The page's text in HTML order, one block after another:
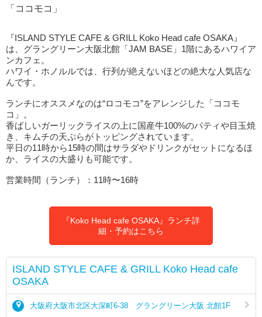
「ココモコ」
『ISLAND STYLE CAFE & GRILL Koko Head cafe OSAKA』
は、グラングリーン大阪北館「JAM BASE」1階にあるハワイア
ンカフェ。
ハワイ・ホノルルでは、行列が絶えないほどの絶大な人気店な
んです。
ランチにオススメなのは“ロコモコ”をアレンジした「ココモ
コ」。
香ばしいガーリックライスの上に国産牛100%のパティや目玉焼
き、キムチの天ぷらがトッピングされています。
平日の11時から15時の間はサラダやドリンクがセットになるほ
か、ライスの大盛りも可能です。
営業時間（ランチ）：11時〜16時
『Koko Head cafe OSAKA』ランチ詳
細・予約はこちら
ISLAND STYLE CAFE & GRILL Koko Head cafe
OSAKA
大阪府大阪市北区大深町6-38 グラングリーン大阪 北館1F